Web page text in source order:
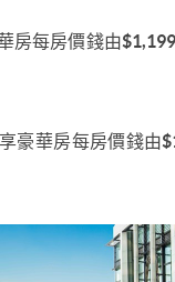
房每房價錢由$1,199
豪華房每房價錢由